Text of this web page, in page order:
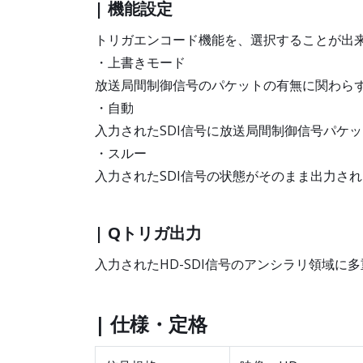
| 機能設定
トリガエンコード機能を、選択することが出
・上書きモード
放送局間制御信号のパケットの有無に関わ
・自動
入力されたSDI信号に放送局間制御信号パケ
・スルー
入力されたSDI信号の状態がそのまま出力さ
| Qトリガ出力
入力されたHD-SDI信号のアンシラリ領域に
| 仕様・定格